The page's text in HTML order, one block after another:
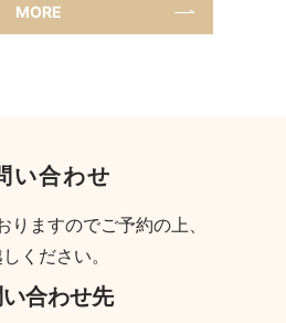
MORE
い合わせ
りますのでご予約の上、
ください。
合わせ先